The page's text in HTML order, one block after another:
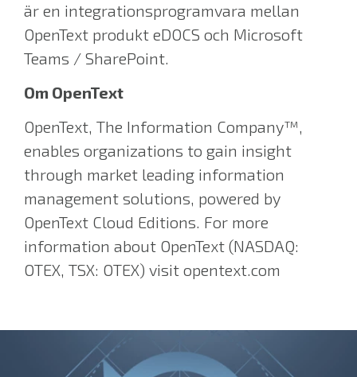
är en integrationsprogramvara mellan
OpenText produkt eDOCS och Microsoft
Teams / SharePoint.
Om OpenText
OpenText, The Information Company™,
enables organizations to gain insight
through market leading information
management solutions, powered by
OpenText Cloud Editions. For more
information about OpenText (NASDAQ:
OTEX, TSX: OTEX) visit opentext.com